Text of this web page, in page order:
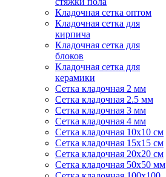
Кладочная сетка оптом
Кладочная сетка для
кирпича
Кладочная сетка для
блоков
Кладочная сетка для
керамики
Сетка кладочная 2 мм
Сетка кладочная 2.5 мм
Сетка кладочная 3 мм
Сетка кладочная 4 мм
Сетка кладочная 10x10 см
Сетка кладочная 15x15 см
Сетка кладочная 20x20 см
Сетка кладочная 50x50 мм